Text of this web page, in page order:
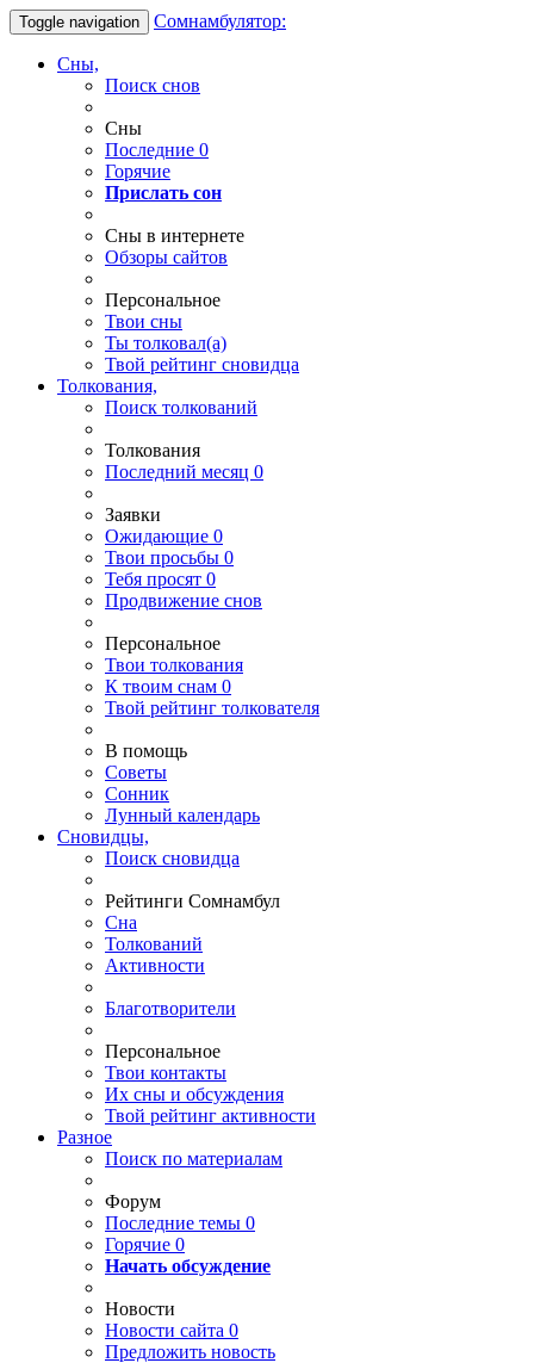
Toggle navigation Сомнамбулятор:
Сны,
Поиск снов
Сны
Последние 0
Горячие
Прислать сон
Сны в интернете
Обзоры сайтов
Персональное
Твои сны
Ты толковал(а)
Твой рейтинг сновидца
Толкования,
Поиск толкований
Толкования
Последний месяц 0
Заявки
Ожидающие 0
Твои просьбы 0
Тебя просят 0
Продвижение снов
Персональное
Твои толкования
К твоим снам 0
Твой рейтинг толкователя
В помощь
Советы
Сонник
Лунный календарь
Сновидцы,
Поиск сновидца
Рейтинги Сомнамбул
Сна
Толкований
Активности
Благотворители
Персональное
Твои контакты
Их сны и обсуждения
Твой рейтинг активности
Разное
Поиск по материалам
Форум
Последние темы 0
Горячие 0
Начать обсуждение
Новости
Новости сайта 0
Предложить новость